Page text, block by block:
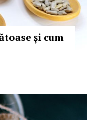
și cum